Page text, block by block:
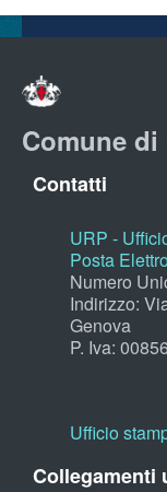
Comune di
Contatti
URP -
Posta
Numero
Indirizzo:
Genova
P. Iva:
Ufficio
Collegamenti